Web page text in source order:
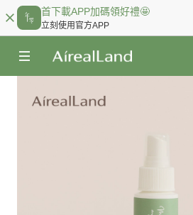
首下載APP加碼領好禮🤩
立刻使用官方APP